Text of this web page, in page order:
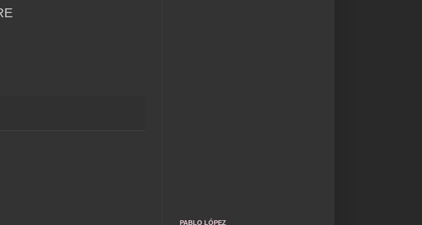
PABLO LÓPEZ